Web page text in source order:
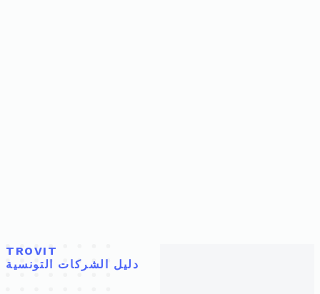
TROVIT
دليل الشركات التونسية